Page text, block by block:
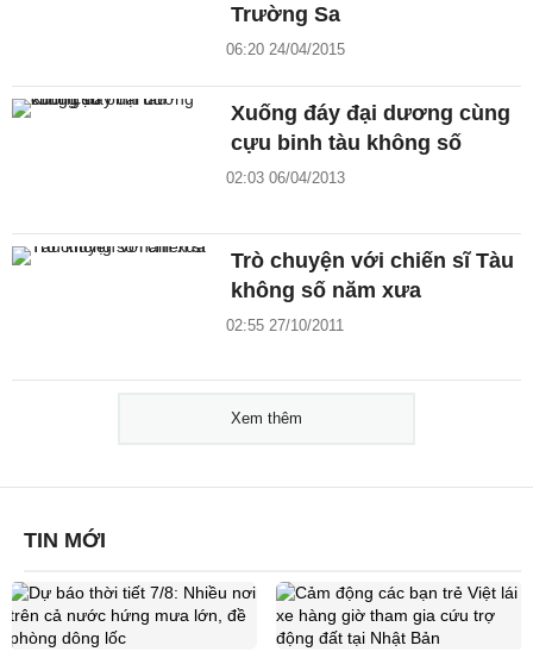
Trường Sa
06:20 24/04/2015
Xuống đáy đại dương cùng
cựu binh tàu không số
02:03 06/04/2013
Trò chuyện với chiến sĩ Tàu
không số năm xưa
02:55 27/10/2011
Xem thêm
TIN MỚI